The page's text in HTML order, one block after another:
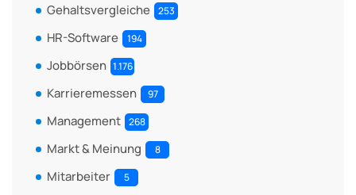
Gehaltsvergleiche 253
HR-Software 194
Jobbörsen 1.176
Karrieremessen 97
Management 268
Markt & Meinung 8
Mitarbeiter 5